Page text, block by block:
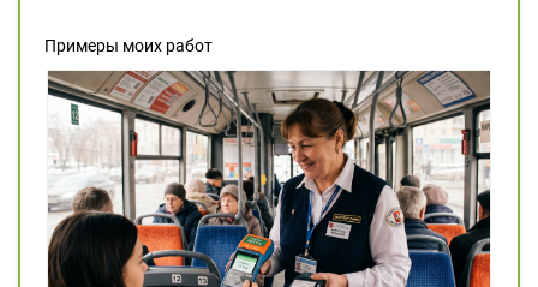
Примеры моих работ